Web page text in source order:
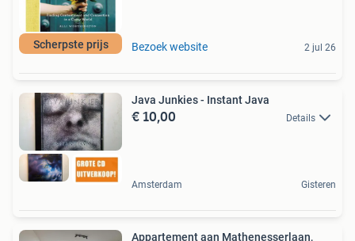
Scherpste prijs Bezoek website 2 jul 26
Java Junkies - Instant Java
€ 10,00 Details
Amsterdam Gisteren
Appartement aan Mathenesserlaan,